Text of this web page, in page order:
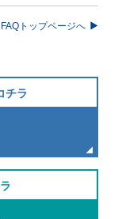
FAQトップページへ
チラ